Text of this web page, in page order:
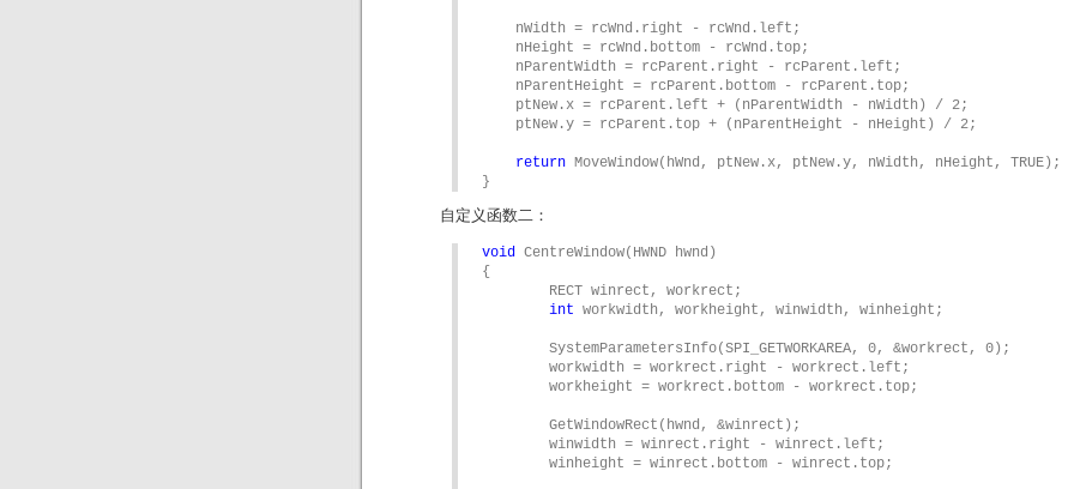
    nWidth = rcWnd.right - rcWnd.left;
    nHeight = rcWnd.bottom - rcWnd.top;
    nParentWidth = rcParent.right - rcParent.left;
    nParentHeight = rcParent.bottom - rcParent.top;
    ptNew.x = rcParent.left + (nParentWidth - nWidth) / 2;
    ptNew.y = rcParent.top + (nParentHeight - nHeight) / 2;
return MoveWindow(hWnd, ptNew.x, ptNew.y, nWidth, nHeight, TRUE);
}
自定义函数二：
void CentreWindow(HWND hwnd)
{
int workwidth, workheight, winwidth, winheight;